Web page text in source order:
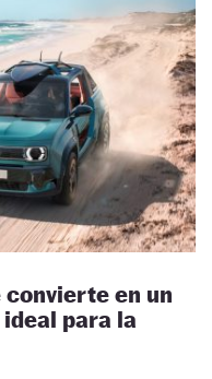
en un
para la